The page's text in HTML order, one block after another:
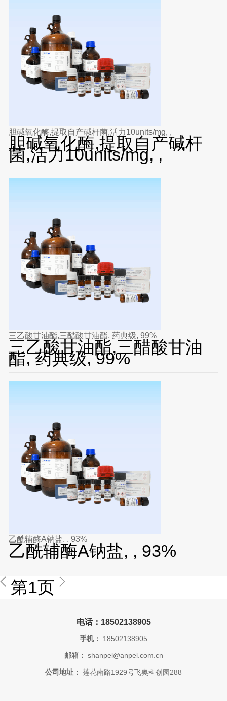
胆碱氧化酶,提取自产碱杆菌,活力10units/mg, ,
胆碱氧化酶,提取自产碱杆
菌,活力10units/mg, ,
三乙酸甘油酯,三醋酸甘油酯, 药典级, 99%
三乙酸甘油酯,三醋酸甘油
酯, 药典级, 99%
乙酰辅酶A钠盐, , 93%
乙酰辅酶A钠盐, , 93%
第1页
电话：18502138905
手机： 18502138905
邮箱： shanpel@anpel.com.cn
公司地址： 莲花南路1929号飞奥科创园288